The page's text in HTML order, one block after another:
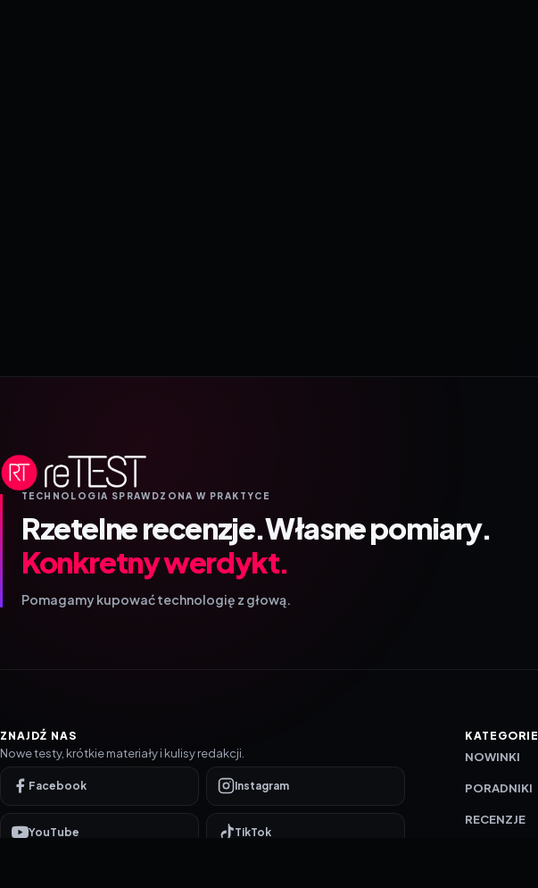
TECHNOLOGIA SPRAWDZONA W PRAKTYCE
Rzetelne recenzje.Własne pomiary.
Konkretny werdykt.
Pomagamy kupować technologię z głową.
ZNAJDŹ NAS
Nowe testy, krótkie materiały i kulisy redakcji.
Facebook Instagram
YouTube TikTok
KATEGORIE
NOWINKI
PORADNIKI
RECENZJE